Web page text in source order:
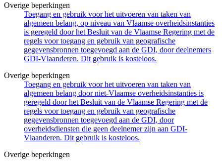
Overige beperkingen
Toegang en gebruik voor het uitvoeren van taken van
algemeen belang, op niveau van Vlaamse overheidsinstanties
is geregeld door het Besluit van de Vlaamse Regering met de
regels voor toegang en gebruik van geografische
gegevensbronnen toegevoegd aan de GDI, door deelnemers
GDI-Vlaanderen. Dit gebruik is kosteloos.
Overige beperkingen
Toegang en gebruik voor het uitvoeren van taken van
algemeen belang door niet-Vlaamse overheidsinstanties is
geregeld door het Besluit van de Vlaamse Regering met de
regels voor toegang en gebruik van geografische
gegevensbronnen toegevoegd aan de GDI, door
overheidsdiensten die geen deelnemer zijn aan GDI-
Vlaanderen. Dit gebruik is kosteloos.
Overige beperkingen